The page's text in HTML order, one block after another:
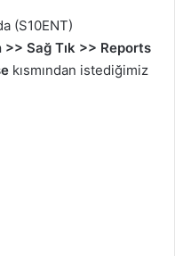
(S10ENT)
Sağ Tık >> Reports
kısmından istediğimiz